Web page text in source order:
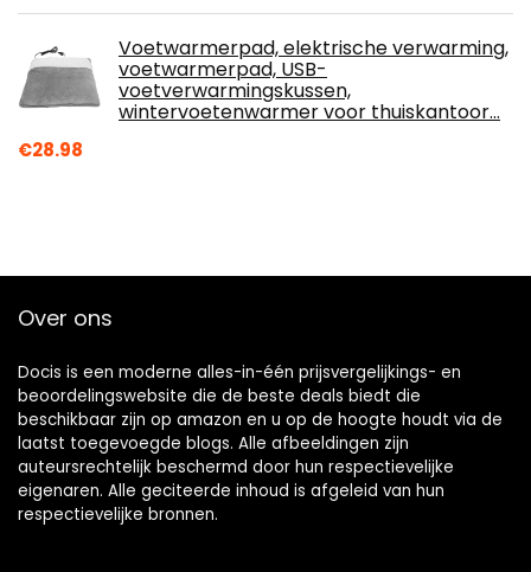
Voetwarmerpad, elektrische verwarming,
voetwarmerpad, USB-
voetverwarmingskussen,
wintervoetenwarmer voor thuiskantoor…
€28.98
Over ons
Docis is een moderne alles-in-één prijsvergelijkings- en
beoordelingswebsite die de beste deals biedt die
beschikbaar zijn op amazon en u op de hoogte houdt via de
laatst toegevoegde blogs. Alle afbeeldingen zijn
auteursrechtelijk beschermd door hun respectievelijke
eigenaren. Alle geciteerde inhoud is afgeleid van hun
respectievelijke bronnen.